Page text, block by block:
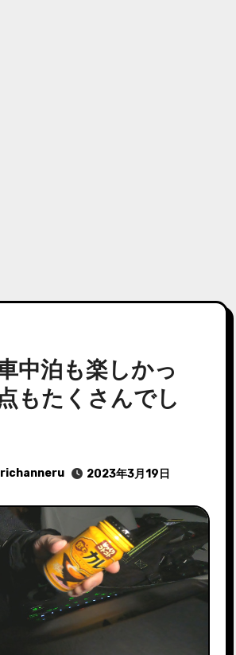
中泊も楽しかっ
もたくさんでし
2023年3月19日